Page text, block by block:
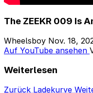
The ZEEKR 009 Is
Wheelsboy Nov. 18,
Auf YouTube ansehen
Weiterlesen
Zurück Ladekurve